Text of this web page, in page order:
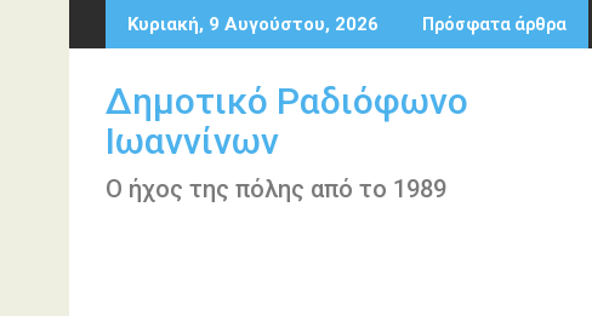
Περάστε
στο
Κυριακή, 9 Αυγούστου, 2026 Πρόσφατα άρθρα
Δημοτικό Ραδιόφωνο
Ιωαννίνων
Ο ήχος της πόλης από το 1989